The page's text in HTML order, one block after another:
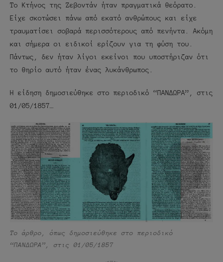
Το Κτήνος της Ζεβοντάν ήταν πραγματικά θεόρατο.
Είχε σκοτώσει πάνω από εκατό ανθρώπους και είχε
τραυματίσει σοβαρά περισσότερους από πενήντα. Ακόμη
και σήμερα οι ειδικοί ερίζουν για τη φύση του.
Πάντως, δεν ήταν λίγοι εκείνοι που υποστήριζαν ότι
το θηρίο αυτό ήταν ένας λυκάνθρωπος.
Η είδηση δημοσιεύθηκε στο περιοδικό “ΠΑΝΔΩΡΑ”, στις
01/05/1857…
Το άρθρο, όπως δημοσιεύθηκε στο περιοδικό
“ΠΑΝΔΩΡΑ”, στις 01/05/1857